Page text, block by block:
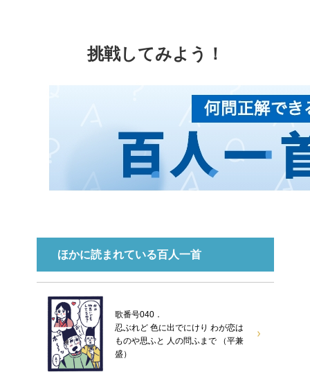
挑戦してみよう！
ほかに読まれている百人一首
歌番号040．
忍ぶれど 色に出でにけり わが恋は
ものや思ふと 人の問ふまで （平兼
盛）